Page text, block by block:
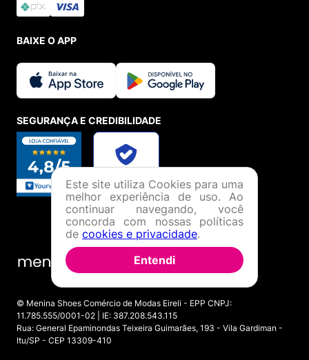
BAIXE O APP
SEGURANÇA E CREDIBILIDADE
© Menina Shoes Comércio de Modas Eireli - EPP CNPJ:
11.785.555/0001-02 | IE: 387.208.543.115
Rua: General Epaminondas Teixeira Guimarães, 193 - Vila Gardiman -
Itu/SP - CEP 13309-410
Este site utiliza Cookies para uma
melhor experiência de uso. Ao
continuar navegando, você
concorda com nossas políticas
de cookies e privacidade.
Entendi